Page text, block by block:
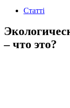
Статті
– что это?